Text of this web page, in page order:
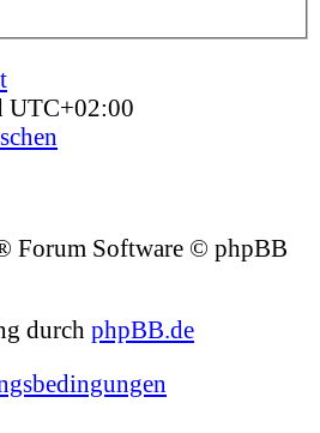
UTC+02:00
Forum Software © phpBB
durch phpBB.de